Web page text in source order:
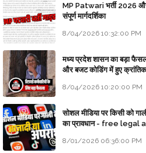
MP Patwari भर्ती 2026
संपूर्ण मार्गदर्शिका
8/04/2026 10:32:00 PM
मध्य प्रदेश शासन का बड़ा
और बजट कोडिंग में हुए
8/04/2026 10:20:00 PM
सोशल मीडिया पर किसी को
का प्रावधान - free legal
8/01/2026 06:36:00 PM